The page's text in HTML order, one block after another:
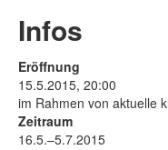
Rechtliche
Infos
Eröffnung
15.5.2015, 20:00
im Rahmen von aktuelle
Zeitraum
16.5.–5.7.2015